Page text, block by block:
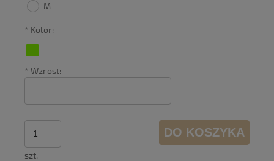
M
* Kolor:
* Wzrost:
szt.
DO KOSZYKA